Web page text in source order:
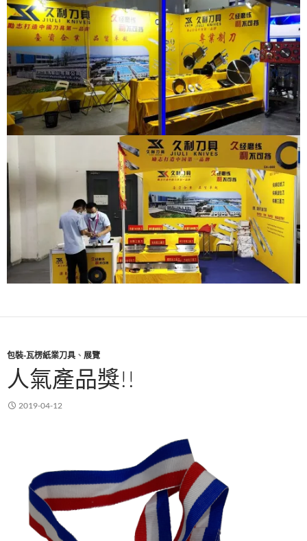
包裝-瓦楞紙業刀具 、 展覽
人氣產品獎!!
2019-04-12